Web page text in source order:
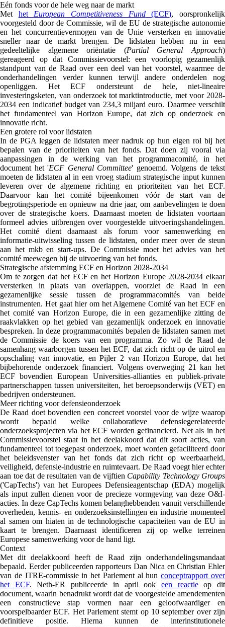
Eén fonds voor de hele weg naar de markt
Met het European Competitiveness Fund(ECF), oorspronkelijk
voorgesteld door de Commissie, wil de EU de strategische autonomie
en het concurrentievermogen van de Unie versterken en innovatie
sneller naar de markt brengen. De lidstaten hebben nu in een
gedeeltelijke algemene oriëntatie (Partial General Approach)
gereageerd op dat Commissievoorstel: een voorlopig gezamenlijk
standpunt van de Raad over een deel van het voorstel, waarmee de
onderhandelingen verder kunnen terwijl andere onderdelen nog
openliggen. Het ECF ondersteunt de hele, niet-lineaire
investeringsketen, van onderzoek tot marktintroductie, met voor 2028-
2034 een indicatief budget van 234,3 miljard euro. Daarmee verschilt
het fundamenteel van Horizon Europe, dat zich op onderzoek en
innovatie richt.
Een grotere rol voor lidstaten
In de PGA leggen de lidstaten meer nadruk op hun eigen rol bij het
bepalen van de prioriteiten van het fonds. Dat doen zij vooral via
aanpassingen in de werking van het programmacomité, in het
document het 'ECF General Committee' genoemd. Volgens de tekst
moeten de lidstaten al in een vroeg stadium strategische input kunnen
leveren over de algemene richting en prioriteiten van het ECF.
Daarvoor kan het comité bijeenkomen vóór de start van de
begrotingsperiode en opnieuw na drie jaar, om aanbevelingen te doen
over de strategische koers. Daarnaast moeten de lidstaten voortaan
formeel advies uitbrengen over voorgestelde uitvoeringshandelingen.
Het comité dient daarnaast als forum voor samenwerking en
informatie-uitwisseling tussen de lidstaten, onder meer over de steun
aan het mkb en start-ups. De Commissie moet het advies van het
comité meewegen bij de uitvoering van het fonds.
Strategische afstemming ECF en Horizon 2028-2034
Om te zorgen dat het ECF en het Horizon Europe 2028-2034 elkaar
versterken in plaats van overlappen, voorziet de Raad in een
gezamenlijke sessie tussen de programmacomités van beide
instrumenten. Het gaat hier om het Algemene Comité van het ECF en
het comité van Horizon Europe, die in een gezamenlijke zitting de
raakvlakken op het gebied van gezamenlijk onderzoek en innovatie
bespreken. In deze programmacomités bepalen de lidstaten samen met
de Commissie de koers van een programma. Zo wil de Raad de
samenhang waarborgen tussen het ECF, dat zich richt op de uitrol en
opschaling van innovatie, en Pijler 2 van Horizon Europe, dat het
bijbehorende onderzoek financiert. Volgens overweging 21 kan het
ECF bovendien European Universities-allianties en publiek-private
partnerschappen tussen universiteiten, het beroepsonderwijs (VET) en
bedrijven ondersteunen.
Meer richting voor defensieonderzoek
De Raad doet bovendien een concreet voorstel voor de wijze waarop
wordt bepaald welke collaboratieve defensiegerelateerde
onderzoeksprojecten via het ECF worden gefinancierd. Net als in het
Commissievoorstel staat in het deelakkoord dat dit soort acties, van
fundamenteel tot toegepast onderzoek, moet worden gefaciliteerd door
het beleidsvenster van het fonds dat zich richt op weerbaarheid,
veiligheid, defensie-industrie en ruimtevaart. De Raad voegt hier echter
aan toe dat de resultaten van de vijftien Capability Technology Groups
('CapTechs') van het Europees Defensieagentschap (EDA) mogelijk
als input zullen dienen voor de precieze vormgeving van deze O&I-
acties. In deze CapTechs komen belanghebbenden vanuit verschillende
overheden, kennis- en onderzoeksinstellingen en industrie momenteel
al samen om hiaten in de technologische capaciteiten van de EU in
kaart te brengen. Daarnaast identificeren zij op welke terreinen
Europese samenwerking voor de hand ligt.
Context
Met dit deelakkoord heeft de Raad zijn onderhandelingsmandaat
bepaald. Eerder publiceerden rapporteurs Dan Nica en Christian Ehler
van de ITRE-commissie in het Parlement al hunconceptrapport over
het ECF. Neth-ER publiceerde in april ook een reactieop dit
document, waarin benadrukt wordt dat de voorgestelde amendementen
een constructieve stap vormen naar een geloofwaardiger en
voorspelbaarder ECF. Het Parlement stemt op 10 september over zijn
definitieve positie. Hierna kunnen de interinstitutionele